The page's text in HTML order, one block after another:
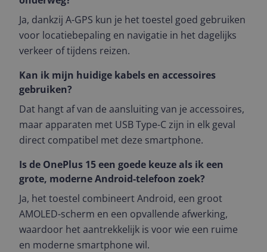
Ja, dankzij A-GPS kun je het toestel goed gebruiken
voor locatiebepaling en navigatie in het dagelijks
verkeer of tijdens reizen.
Kan ik mijn huidige kabels en accessoires
gebruiken?
Dat hangt af van de aansluiting van je accessoires,
maar apparaten met USB Type-C zijn in elk geval
direct compatibel met deze smartphone.
Is de OnePlus 15 een goede keuze als ik een
grote, moderne Android-telefoon zoek?
Ja, het toestel combineert Android, een groot
AMOLED-scherm en een opvallende afwerking,
waardoor het aantrekkelijk is voor wie een ruime
en moderne smartphone wil.